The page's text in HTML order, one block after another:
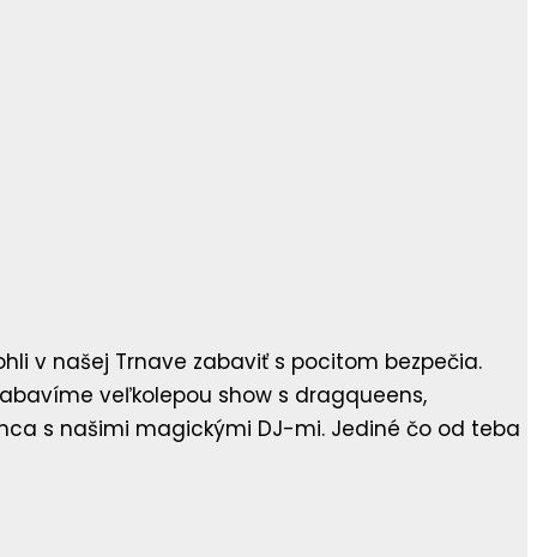
v našej Trnave zabaviť s pocitom bezpečia.
veľkolepou show s dragqueens,
s našimi magickými DJ-mi. Jediné čo od teba